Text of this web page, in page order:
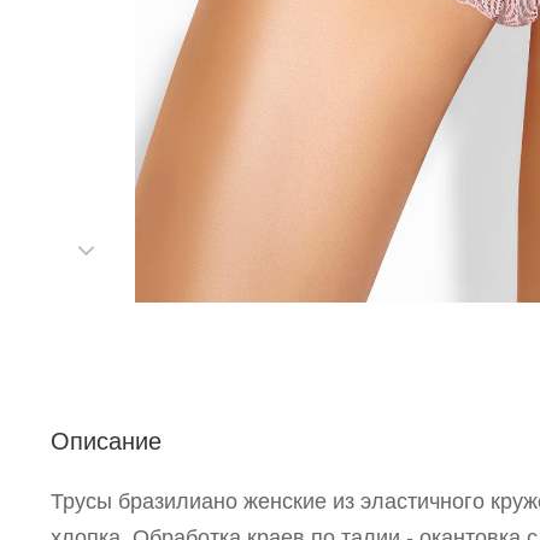
Описание
Трусы бразилиано женские из эластичного